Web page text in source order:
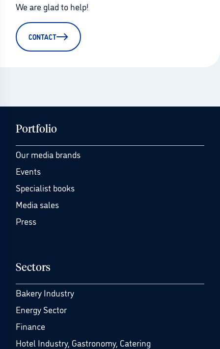
We are glad to help!
CONTACT
Portfolio
Our media brands
Events
Specialist books
Media sales
Press
Sectors
Bakery Industry
Energy Sector
Finance
Hotel Industry, Gastronomy, Catering